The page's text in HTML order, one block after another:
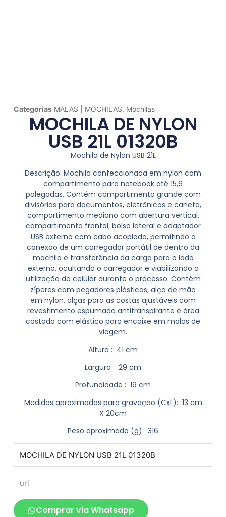
Categorias MALAS | MOCHILAS, Mochilas
MOCHILA DE NYLON
USB 21L 01320B
Mochila de Nylon USB 21L
Descrição: Mochila confeccionada em nylon com
compartimento para notebook até 15,6
polegadas. Contém compartimento grande com
divisórias para documentos, eletrônicos e caneta,
compartimento mediano com abertura vertical,
compartimento frontal, bolso lateral e adaptador
USB externo com cabo acoplado, permitindo a
conexão de um carregador portátil de dentro da
mochila e transferência da carga para o lado
externo, ocultando o carregador e viabilizando a
utilização do celular durante o processo. Contém
zíperes com pegadores plásticos, alça de mão
em nylon, alças para as costas ajustáveis com
revestimento espumado antitranspirante e área
costada com elástico para encaixe em malas de
viagem.
Altura : 41 cm
Largura : 29 cm
Profundidade : 19 cm
Medidas aproximadas para gravação (CxL): 13 cm
X 20cm
Peso aproximado (g): 316
Comprar via Whatsapp